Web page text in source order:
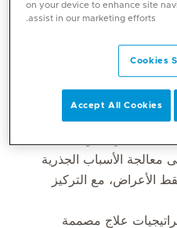
بدءًا من الفحوصات
الأسباب الجذرية
الأعراض، مع التركيز
علاج مصممة
on your device to enhance site
assist in our marketing efforts.
Cookies
Accept All Cookies